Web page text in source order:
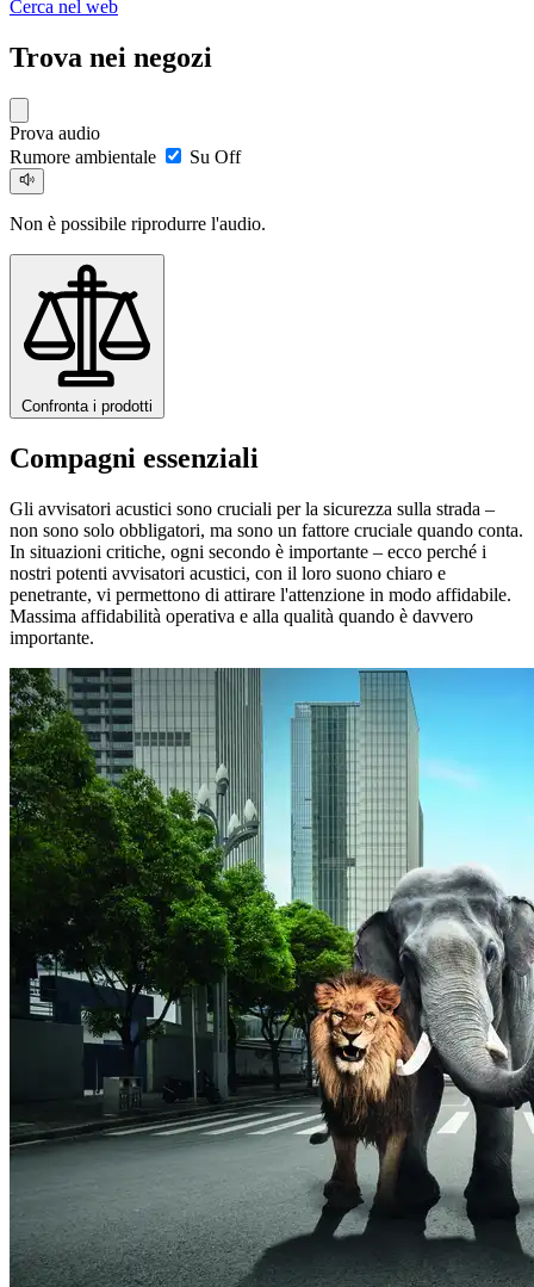
Cerca nel web
Trova nei negozi
Prova audio
Rumore ambientale
Su Off
Non è possibile riprodurre l'audio.
Confronta i prodotti
Compagni essenziali
Gli avvisatori acustici sono cruciali per la sicurezza sulla strada –
non sono solo obbligatori, ma sono un fattore cruciale quando conta.
In situazioni critiche, ogni secondo è importante – ecco perché i
nostri potenti avvisatori acustici, con il loro suono chiaro e
penetrante, vi permettono di attirare l'attenzione in modo affidabile.
Massima affidabilità operativa e alla qualità quando è davvero
importante.